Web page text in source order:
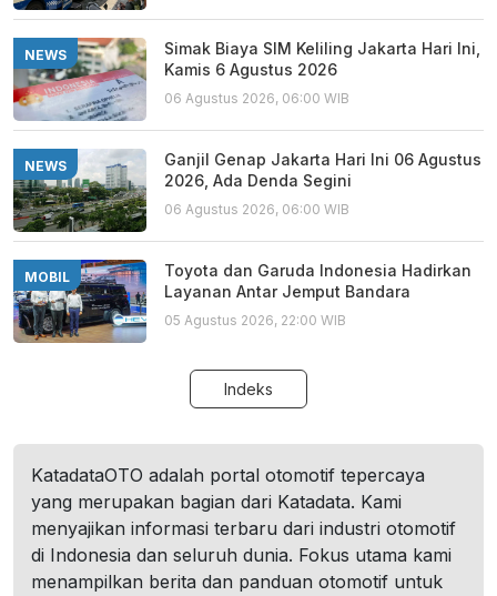
NEWS
Simak Biaya SIM Keliling Jakarta Hari Ini,
Kamis 6 Agustus 2026
06 Agustus 2026, 06:00 WIB
NEWS
Ganjil Genap Jakarta Hari Ini 06 Agustus
2026, Ada Denda Segini
06 Agustus 2026, 06:00 WIB
MOBIL
Toyota dan Garuda Indonesia Hadirkan
Layanan Antar Jemput Bandara
05 Agustus 2026, 22:00 WIB
Indeks
KatadataOTO adalah portal otomotif tepercaya
yang merupakan bagian dari Katadata. Kami
menyajikan informasi terbaru dari industri otomotif
di Indonesia dan seluruh dunia. Fokus utama kami
menampilkan berita dan panduan otomotif untuk